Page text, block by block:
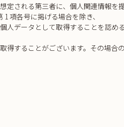
される第三者に、個人関連情報を
項各号に掲げる場合を除き、
データとして取得することを認め
することがございます。その場合